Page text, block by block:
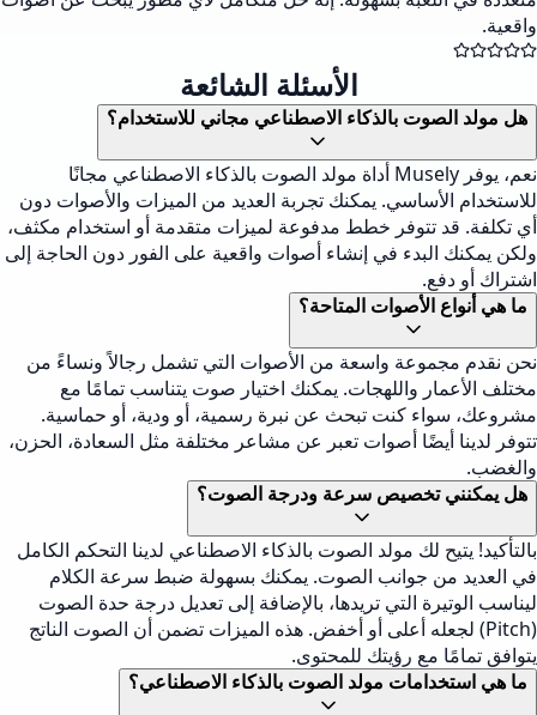
واقعية.
الأسئلة الشائعة
هل مولد الصوت بالذكاء الاصطناعي مجاني للاستخدام؟
نعم، يوفر Musely أداة مولد الصوت بالذكاء الاصطناعي مجانًا
للاستخدام الأساسي. يمكنك تجربة العديد من الميزات والأصوات دون
أي تكلفة. قد تتوفر خطط مدفوعة لميزات متقدمة أو استخدام مكثف،
ولكن يمكنك البدء في إنشاء أصوات واقعية على الفور دون الحاجة إلى
اشتراك أو دفع.
ما هي أنواع الأصوات المتاحة؟
نحن نقدم مجموعة واسعة من الأصوات التي تشمل رجالاً ونساءً من
مختلف الأعمار واللهجات. يمكنك اختيار صوت يتناسب تمامًا مع
مشروعك، سواء كنت تبحث عن نبرة رسمية، أو ودية، أو حماسية.
تتوفر لدينا أيضًا أصوات تعبر عن مشاعر مختلفة مثل السعادة، الحزن،
والغضب.
هل يمكنني تخصيص سرعة ودرجة الصوت؟
بالتأكيد! يتيح لك مولد الصوت بالذكاء الاصطناعي لدينا التحكم الكامل
في العديد من جوانب الصوت. يمكنك بسهولة ضبط سرعة الكلام
ليناسب الوتيرة التي تريدها، بالإضافة إلى تعديل درجة حدة الصوت
(Pitch) لجعله أعلى أو أخفض. هذه الميزات تضمن أن الصوت الناتج
يتوافق تمامًا مع رؤيتك للمحتوى.
ما هي استخدامات مولد الصوت بالذكاء الاصطناعي؟